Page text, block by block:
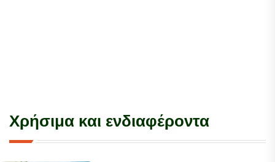
Χρήσιμα και ενδιαφέροντα